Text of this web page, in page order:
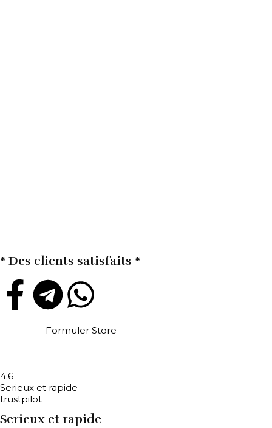
* Des clients satisfaits *
Formuler Store
4.6
Serieux et rapide
trustpilot
Serieux et rapide